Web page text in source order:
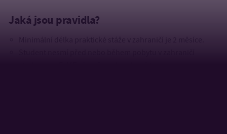
Jaká jsou pravidla?